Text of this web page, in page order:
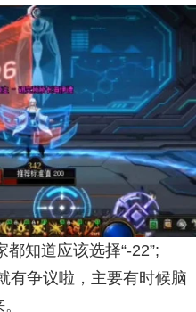
都知道应该选择“-22”;
有争议啦，主要有时候脑